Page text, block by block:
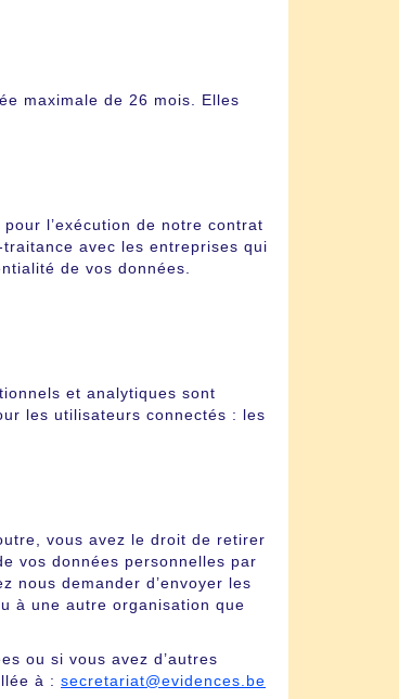
maximale de 26 mois. Elles
l’exécution de notre contrat
avec les entreprises qui
de vos données.
et analytiques sont
les utilisateurs connectés : les
vous avez le droit de retirer
vos données personnelles par
nous demander d’envoyer les
à une autre organisation que
ou si vous avez d’autres
à : secretariat@evidences.be